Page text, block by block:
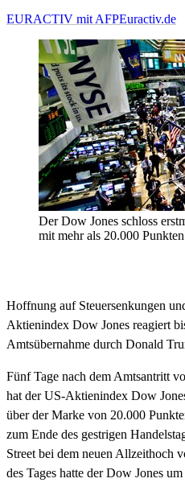
EURACTIV mit AFPEuractiv.de
Der Dow Jones schloss
mit mehr als 20.000
Hoffnung auf Steuersenkungen
Aktienindex Dow Jones reagiert
Amtsübernahme durch Donald
Fünf Tage nach dem Amtsantritt
hat der US-Aktienindex Dow
über der Marke von 20.000
zum Ende des gestrigen
Street bei dem neuen Allzeithoch
des Tages hatte der Dow Jones